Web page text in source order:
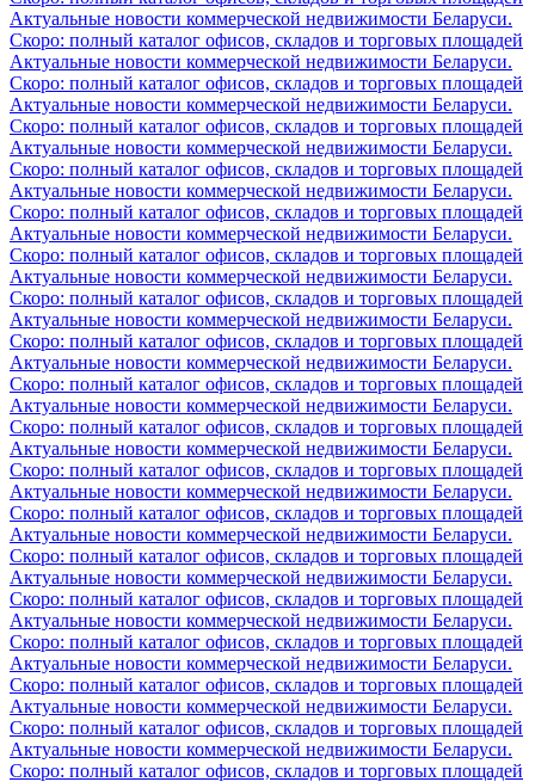
Актуальные новости коммерческой недвижимости Беларуси.
Скоро: полный каталог офисов, складов и торговых площадей
Актуальные новости коммерческой недвижимости Беларуси.
Скоро: полный каталог офисов, складов и торговых площадей
Актуальные новости коммерческой недвижимости Беларуси.
Скоро: полный каталог офисов, складов и торговых площадей
Актуальные новости коммерческой недвижимости Беларуси.
Скоро: полный каталог офисов, складов и торговых площадей
Актуальные новости коммерческой недвижимости Беларуси.
Скоро: полный каталог офисов, складов и торговых площадей
Актуальные новости коммерческой недвижимости Беларуси.
Скоро: полный каталог офисов, складов и торговых площадей
Актуальные новости коммерческой недвижимости Беларуси.
Скоро: полный каталог офисов, складов и торговых площадей
Актуальные новости коммерческой недвижимости Беларуси.
Скоро: полный каталог офисов, складов и торговых площадей
Актуальные новости коммерческой недвижимости Беларуси.
Скоро: полный каталог офисов, складов и торговых площадей
Актуальные новости коммерческой недвижимости Беларуси.
Скоро: полный каталог офисов, складов и торговых площадей
Актуальные новости коммерческой недвижимости Беларуси.
Скоро: полный каталог офисов, складов и торговых площадей
Актуальные новости коммерческой недвижимости Беларуси.
Скоро: полный каталог офисов, складов и торговых площадей
Актуальные новости коммерческой недвижимости Беларуси.
Скоро: полный каталог офисов, складов и торговых площадей
Актуальные новости коммерческой недвижимости Беларуси.
Скоро: полный каталог офисов, складов и торговых площадей
Актуальные новости коммерческой недвижимости Беларуси.
Скоро: полный каталог офисов, складов и торговых площадей
Актуальные новости коммерческой недвижимости Беларуси.
Скоро: полный каталог офисов, складов и торговых площадей
Актуальные новости коммерческой недвижимости Беларуси.
Скоро: полный каталог офисов, складов и торговых площадей
Актуальные новости коммерческой недвижимости Беларуси.
Скоро: полный каталог офисов, складов и торговых площадей